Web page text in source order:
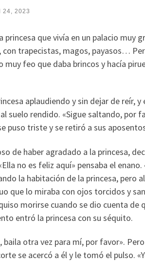
24, 2023
princesa que vivía en un palacio muy
trapecistas, magos, payasos…
muy feo que daba brincos y hacía
aplaudiendo y sin dejar de reír,
suelo rendido. «Sigue saltando, por
puso triste y se retiró a sus
de haber agradado a la princesa,
no es feliz aquí» pensaba el
la habitación de la princesa, pero
que lo miraba con ojos torcidos y
morirse cuando se dio cuenta
entró la princesa con su séquito.
baila otra vez para mí, por favor».
se acercó a él y le tomó el pulso.